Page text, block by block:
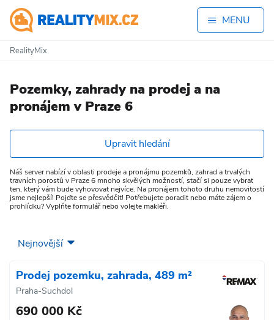
MENU
RealityMix
Pozemky, zahrady na prodej a na
pronájem v Praze 6
Upravit hledání
Náš server nabízí v oblasti prodeje a pronájmu pozemků, zahrad a trvalých
travních porostů v Praze 6 mnoho skvělých možností, stačí si pouze vybrat
ten, který vám bude vyhovovat nejvíce. Na pronájem tohoto druhu nemovitostí
jsme nejlepší! Pojďte se přesvědčit! Potřebujete poradit nebo máte zájem o
prohlídku? Vyplňte formulář nebo volejte makléři.
Prodej pozemku, zahrada, 489 m²
Praha-Suchdol
690 000 Kč